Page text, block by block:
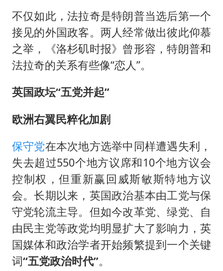
不仅如此，法拉奇是特朗普当选后第一个
接见的外国政客。两人经常做出彼此仰慕
之举，《洛杉矶时报》曾形容，特朗普和
法拉奇的关系有些像“恋人”。
英国政坛“五党并起”
欧洲右翼民粹化加剧
保守党在本次地方选举中同样遭遇失利，
失去超过550个地方议席和10个地方议会
控制权，但重新赢回威斯敏斯特地方议
会。长期以来，英国政治基本由工党与保
守党轮流主导。但如今改革党、绿党、自
由民主党等政党均明显扩大了影响力，英
国媒体和政治学者开始频繁提到一个关键
词“五党政治时代”。